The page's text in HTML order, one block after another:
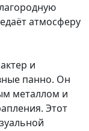
атмосферу
и
панно. Он
металлом и
Этот